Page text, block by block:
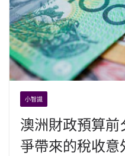
小智識
澳洲財政預算
爭帶來的稅收意